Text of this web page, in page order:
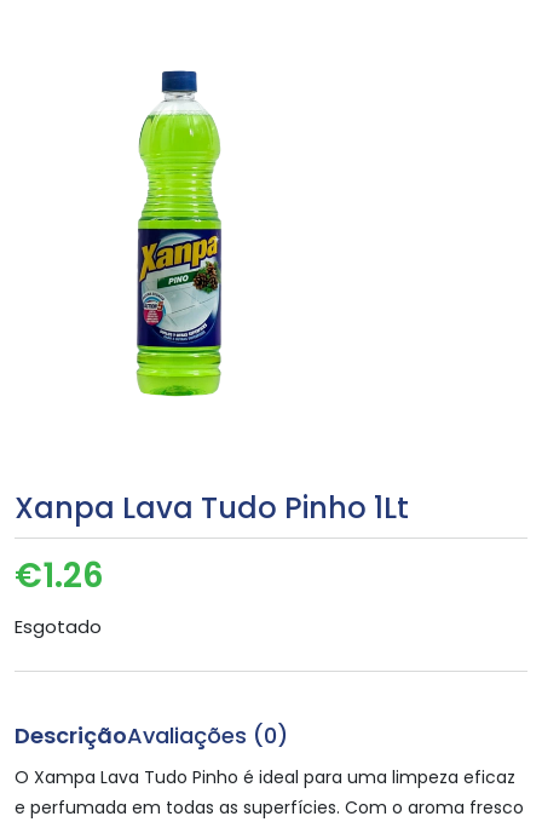
Xanpa Lava Tudo Pinho 1Lt
€1.26
Esgotado
DescriçãoAvaliações (0)
O Xampa Lava Tudo Pinho é ideal para uma limpeza eficaz
e perfumada em todas as superfícies. Com o aroma fresco